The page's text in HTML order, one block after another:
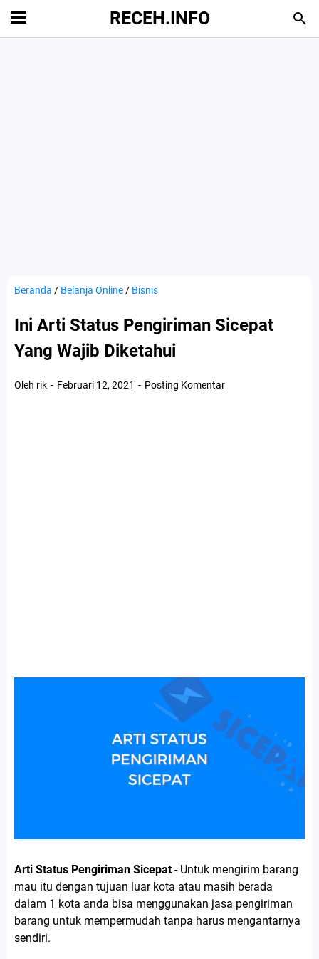
RECEH.INFO
Beranda / Belanja Online / Bisnis
Ini Arti Status Pengiriman Sicepat
Yang Wajib Diketahui
Oleh rik Februari 12, 2021 Posting Komentar
Arti Status Pengiriman Sicepat- Untuk mengirim barang
mau itu dengan tujuan luar kota atau masih berada
dalam 1 kota anda bisa menggunakan jasa pengiriman
barang untuk mempermudah tanpa harus mengantarnya
sendiri.